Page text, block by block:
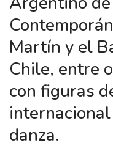
Martín y el
Chile, entre
con figuras
danza.